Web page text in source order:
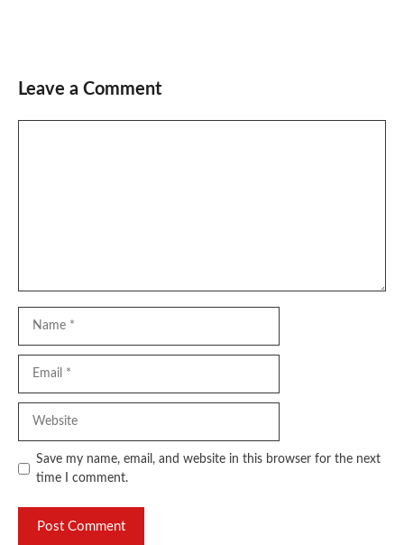
Leave a Comment
Save my name, email, and website in this browser for the next
time I comment.